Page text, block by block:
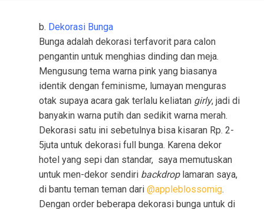
b. Dekorasi Bunga
Bunga adalah dekorasi terfavorit para calon
pengantin untuk menghias dinding dan meja.
Mengusung tema warna pink yang biasanya
identik dengan feminisme, lumayan menguras
otak supaya acara gak terlalu keliatan girly, jadi di
banyakin warna putih dan sedikit warna merah.
Dekorasi satu ini sebetulnya bisa kisaran Rp. 2-
5juta untuk dekorasi full bunga. Karena dekor
hotel yang sepi dan standar, saya memutuskan
untuk men-dekor sendiri backdroplamaran saya,
di bantu teman teman dari @appleblossomig.
Dengan order beberapa dekorasi bunga untuk di